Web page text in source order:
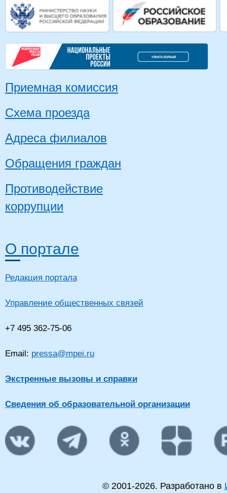
Приемная комиссия
Схема проезда
Адреса филиалов
Обращения граждан
Противодействие
коррупции
О портале
Редакция портала
Управление общественных связей
+7 495 362-75-06
Email: pressa@mpei.ru
Экстренные вызовы и справки
Сведения об образовательной организации
© 2001-2026. Разработано в